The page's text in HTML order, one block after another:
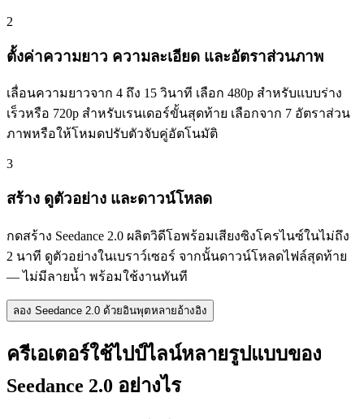
2
ตั้งค่าความยาว ความละเอียด และอัตราส่วนภาพ
เลื่อนความยาวจาก 4 ถึง 15 วินาที เลือก 480p สำหรับแบบร่าง
เร็วหรือ 720p สำหรับเรนเดอร์ขั้นสุดท้าย เลือกจาก 7 อัตราส่วน
ภาพหรือให้โหมดปรับตัวจับคู่อัตโนมัติ
3
สร้าง ดูตัวอย่าง และดาวน์โหลด
กดสร้าง Seedance 2.0 ผลิตวิดีโอพร้อมเสียงซิงโครไนซ์ในไม่ถึง
2 นาที ดูตัวอย่างในเบราว์เซอร์ จากนั้นดาวน์โหลดไฟล์สุดท้าย
— ไม่มีลายน้ำ พร้อมใช้งานทันที
ลอง Seedance 2.0 ด้วยอินพุตหลายอ้างอิง
ครีเอเตอร์ใช้ไปป์ไลน์หลายรูปแบบของ
Seedance 2.0 อย่างไร